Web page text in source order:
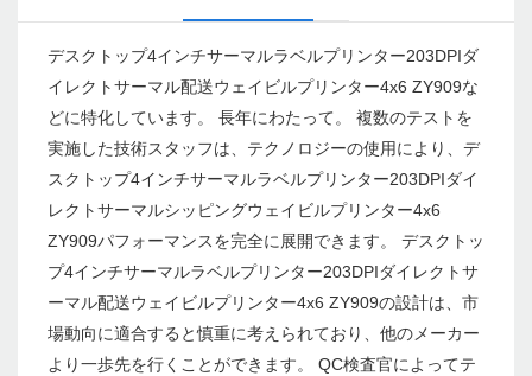
デスクトップ4インチサーマルラベルプリンター203DPIダ
イレクトサーマル配送ウェイビルプリンター4x6 ZY909な
どに特化しています。 長年にわたって。 複数のテストを
実施した技術スタッフは、テクノロジーの使用により、デ
スクトップ4インチサーマルラベルプリンター203DPIダイ
レクトサーマルシッピングウェイビルプリンター4x6
ZY909パフォーマンスを完全に展開できます。 デスクトッ
プ4インチサーマルラベルプリンター203DPIダイレクトサ
ーマル配送ウェイビルプリンター4x6 ZY909の設計は、市
場動向に適合すると慎重に考えられており、他のメーカー
より一歩先を行くことができます。 QC検査官によってテ